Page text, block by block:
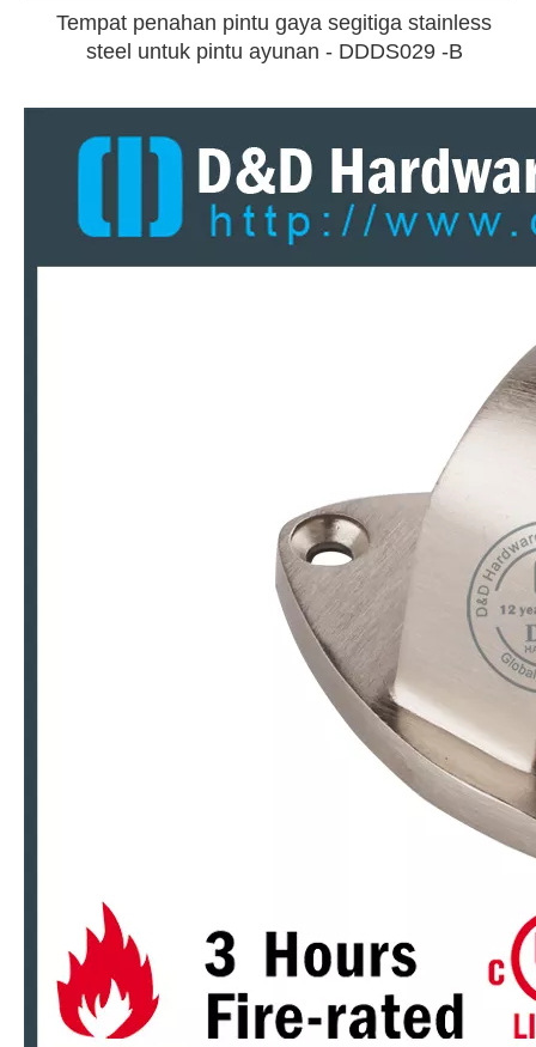
Stainless steel pintu magnet modern berhenti untuk di belakang pintu -ddds029 Zinc Alloy Victorian Floor Mounted Door Stopper untuk Pintu Eksternal -DDDS031
Tempat penahan pintu gaya segitiga stainless
steel untuk pintu ayunan - DDDS029 -B